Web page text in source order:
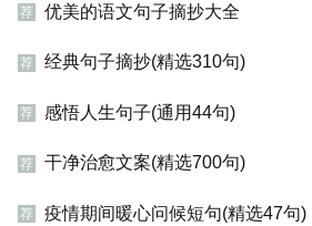
荐 优美的语文句子摘抄大全
荐 经典句子摘抄(精选310句)
荐 感悟人生句子(通用44句)
荐 干净治愈文案(精选700句)
荐 疫情期间暖心问候短句(精选47句)